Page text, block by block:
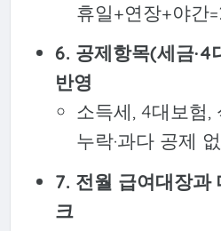
휴일+연장+야간
6. 공제항목(세금·4
반영
소득세, 4대보험,
누락·과다 공제
7. 전월 급여대장과
크